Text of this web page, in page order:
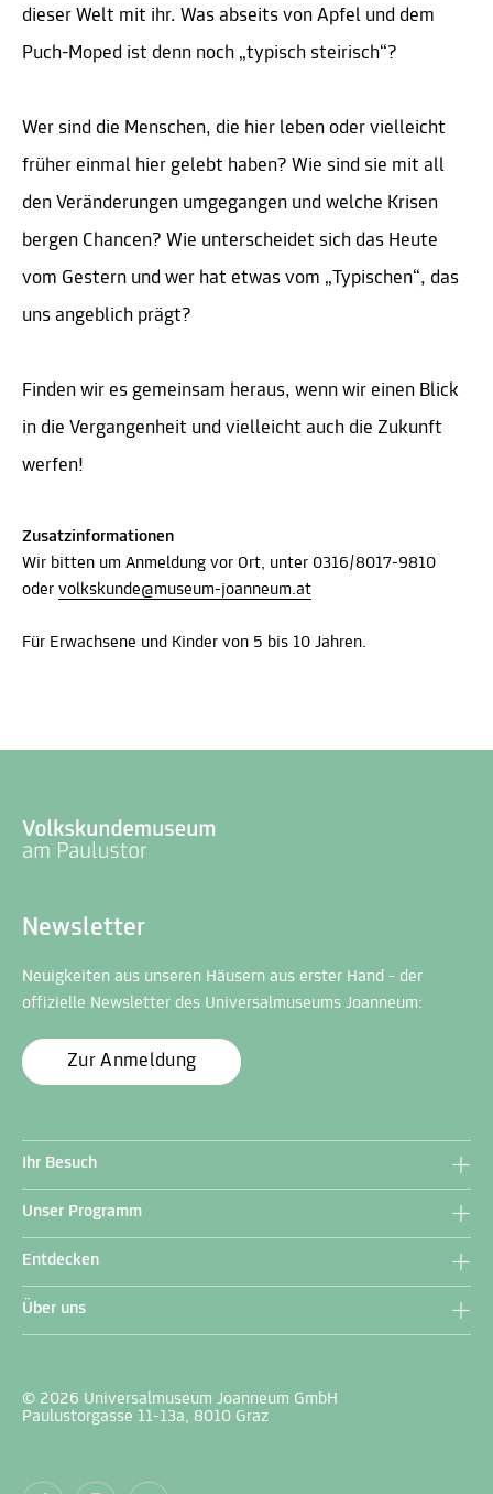
dieser Welt mit ihr. Was abseits von Apfel und dem
Puch-Moped ist denn noch „typisch steirisch“?
Wer sind die Menschen, die hier leben oder vielleicht
früher einmal hier gelebt haben? Wie sind sie mit all
den Veränderungen umgegangen und welche Krisen
bergen Chancen? Wie unterscheidet sich das Heute
vom Gestern und wer hat etwas vom „Typischen“, das
uns angeblich prägt?
Finden wir es gemeinsam heraus, wenn wir einen Blick
in die Vergangenheit und vielleicht auch die Zukunft
werfen!
Zusatzinformationen
Wir bitten um Anmeldung vor Ort, unter 0316/8017-9810
oder volkskunde@museum-joanneum.at
Für Erwachsene und Kinder von 5 bis 10 Jahren.
Newsletter
Neuigkeiten aus unseren Häusern aus erster Hand - der
offizielle Newsletter des Universalmuseums Joanneum:
Zur Anmeldung
Ihr Besuch
Unser Programm
Entdecken
Über uns
© 2026 Universalmuseum Joanneum GmbH
Paulustorgasse 11-13a, 8010 Graz